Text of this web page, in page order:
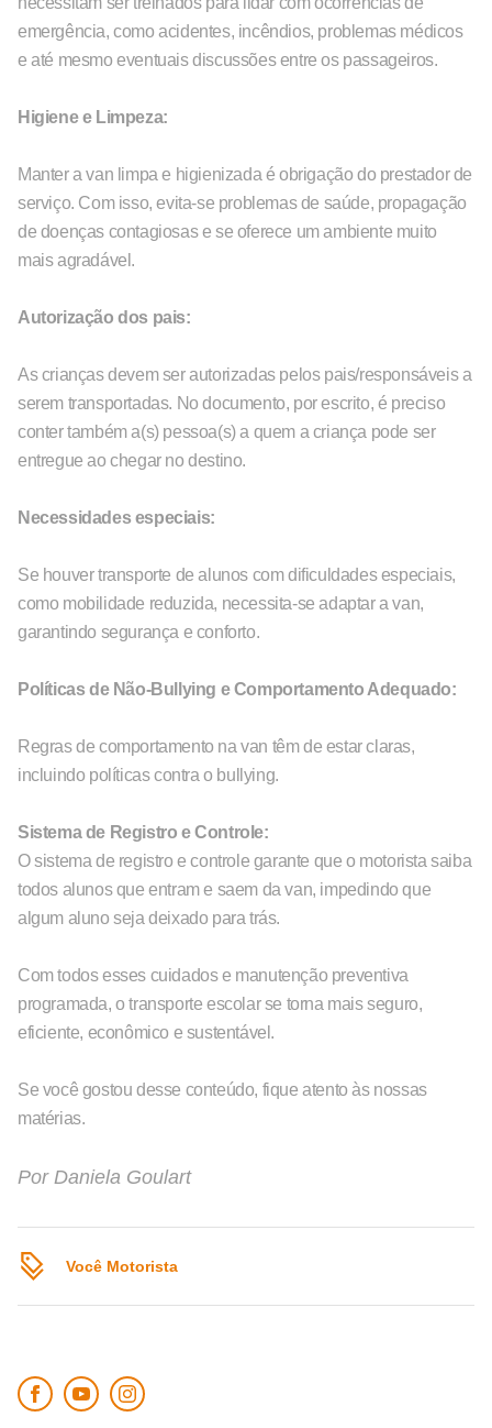
emergência, como acidentes, incêndios, problemas médicos
e até mesmo eventuais discussões entre os passageiros.
Higiene e Limpeza:
Manter a van limpa e higienizada é obrigação do prestador de
serviço. Com isso, evita-se problemas de saúde, propagação
de doenças contagiosas e se oferece um ambiente muito
mais agradável.
Autorização dos pais:
As crianças devem ser autorizadas pelos pais/responsáveis a
serem transportadas. No documento, por escrito, é preciso
conter também a(s) pessoa(s) a quem a criança pode ser
entregue ao chegar no destino.
Necessidades especiais:
Se houver transporte de alunos com dificuldades especiais,
como mobilidade reduzida, necessita-se adaptar a van,
garantindo segurança e conforto.
Políticas de Não-Bullying e Comportamento Adequado:
Regras de comportamento na van têm de estar claras,
incluindo políticas contra o bullying.
Sistema de Registro e Controle:
O sistema de registro e controle garante que o motorista saiba
todos alunos que entram e saem da van, impedindo que
algum aluno seja deixado para trás.
Com todos esses cuidados e manutenção preventiva
programada, o transporte escolar se torna mais seguro,
eficiente, econômico e sustentável.
Se você gostou desse conteúdo, fique atento às nossas
matérias.
Por Daniela Goulart
Você Motorista